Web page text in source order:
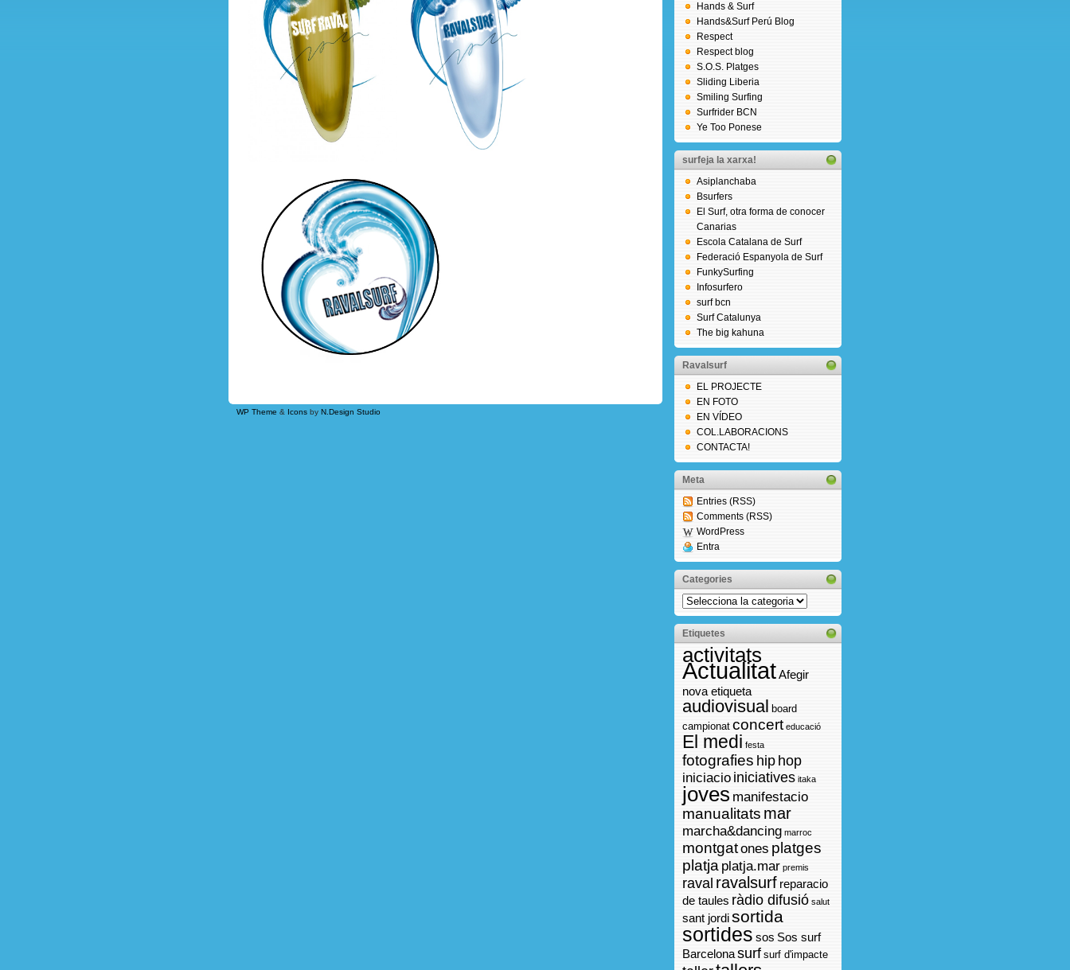
WP Theme & Icons by N.Design Studio
Hands & Surf
Hands&Surf Perú Blog
Respect
Respect blog
S.O.S. Platges
Sliding Liberia
Smiling Surfing
Surfrider BCN
Ye Too Ponese
surfeja la xarxa!
Asiplanchaba
Bsurfers
El Surf, otra forma de conocer
Canarias
Escola Catalana de Surf
Federació Espanyola de Surf
FunkySurfing
Infosurfero
surf bcn
Surf Catalunya
The big kahuna
Ravalsurf
EL PROJECTE
EN FOTO
EN VÍDEO
COL.LABORACIONS
CONTACTA!
Meta
Entries (RSS)
Comments (RSS)
WordPress
Entra
Categories
Categories
Etiquetes
activitats
ActualitatAfegir
nova etiqueta
audiovisual board
campionat concert educació
El medi festa
fotografies hip hop
iniciacio iniciatives itaka
joves manifestacio
manualitats mar
marcha&dancing marroc
montgatones platges
platja platja.mar premis
raval ravalsurf reparacio
de taules ràdio difusió salut
sant jordisortida
sortides sos Sos surf
Barcelonasurf surf d'impacte